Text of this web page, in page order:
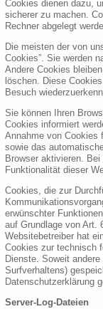
Cookies dienen dazu,
sicherer zu machen.
Rechner abgelegt
Die meisten der von
Cookies”. Sie werden
Andere Cookies
löschen. Diese
Besuch
Sie können Ihren
Cookies informiert
Annahme von Cookies
sowie das
Browser aktivieren.
Funktionalität dieser
Cookies, die zur
erwünschter
auf Grundlage von Art.
Websitebetreiber hat
Cookies zur technisch
Dienste. Soweit
Surfverhaltens)
Datenschutzerklärung
Server-Log-Dateien